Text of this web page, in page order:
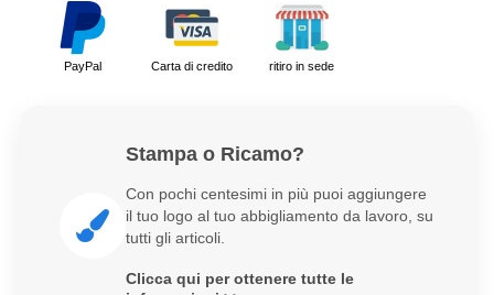
PayPal Carta di credito ritiro in sede
Stampa o Ricamo?
Con pochi centesimi in più puoi aggiungere
il tuo logo al tuo abbigliamento da lavoro, su
tutti gli articoli.
Clicca qui per ottenere tutte le